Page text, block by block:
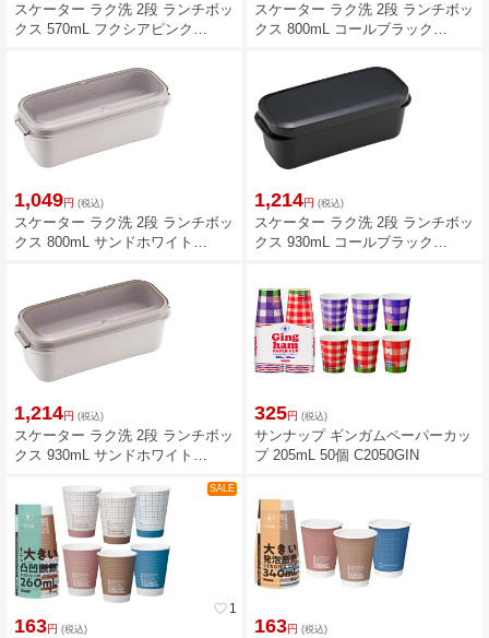
スケーター ラク洗 2段 ランチボッ
クス 570mL フクシアピンク
スケーター ラク洗 2段 ランチボッ
クス 800mL コールブラック
1,049円 (税込)
スケーター ラク洗 2段 ランチボッ
クス 800mL サンドホワイト
1,214円 (税込)
スケーター ラク洗 2段 ランチボッ
クス 930mL コールブラック
1,214円 (税込)
スケーター ラク洗 2段 ランチボッ
クス 930mL サンドホワイト
325円 (税込)
サンナップ ギンガムペーパーカッ
プ 205mL 50個 C2050GIN
favorite_border 1
SALE
163円 (税込) 163円 (税込)